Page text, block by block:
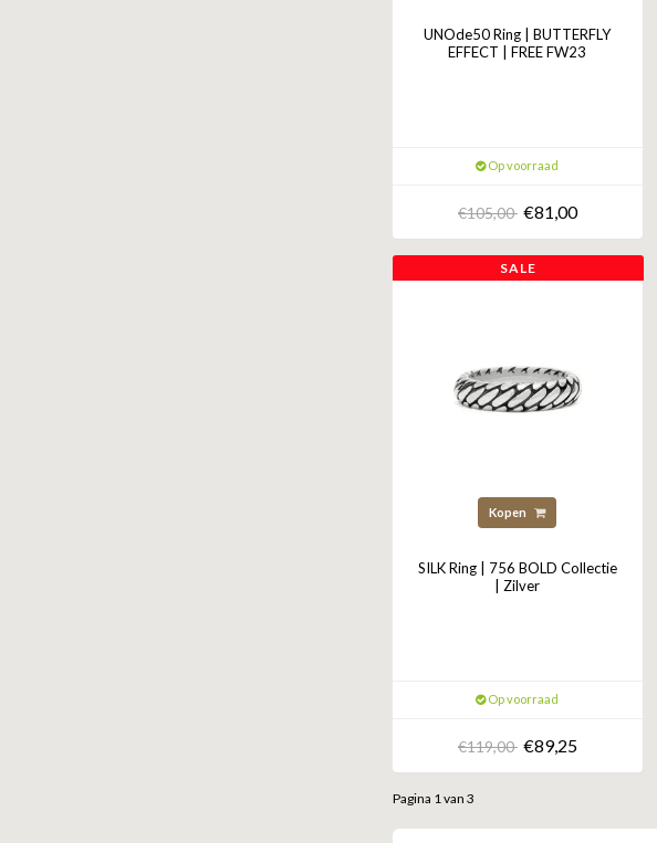
UNOde50 Ring | BUTTERFLY
EFFECT | FREE FW23
Op voorraad
€105,00 €81,00
SALE
Kopen
SILK Ring | 756 BOLD Collectie
| Zilver
Op voorraad
€119,00 €89,25
Pagina 1 van 3